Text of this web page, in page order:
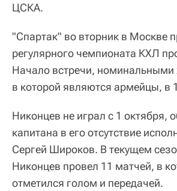
ЦСКА.
"Спартак" во вторник в Москве
регулярного чемпионата КХЛ
Начало встречи, номинальными
в которой являются армейцы, в
Никонцев не играл с 1 октября,
капитана в его отсутствие
Сергей Широков. В текущем
Никонцев провел 11 матчей, в
отметился голом и передачей.